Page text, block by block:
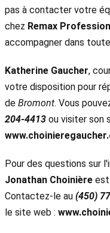
pas à contacter votre
chez Remax
accompagner dans
Katherine Gaucher,
votre disposition pour
de Bromont. Vous
204-4413 ou visiter son
Pour des questions sur
Jonathan Choinière est
Contactez-le au (450)
le site web :